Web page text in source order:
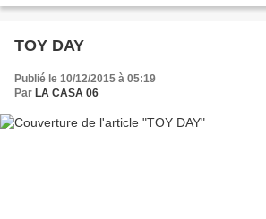
TOY DAY
Publié le 10/12/2015 à 05:19
Par LA CASA 06